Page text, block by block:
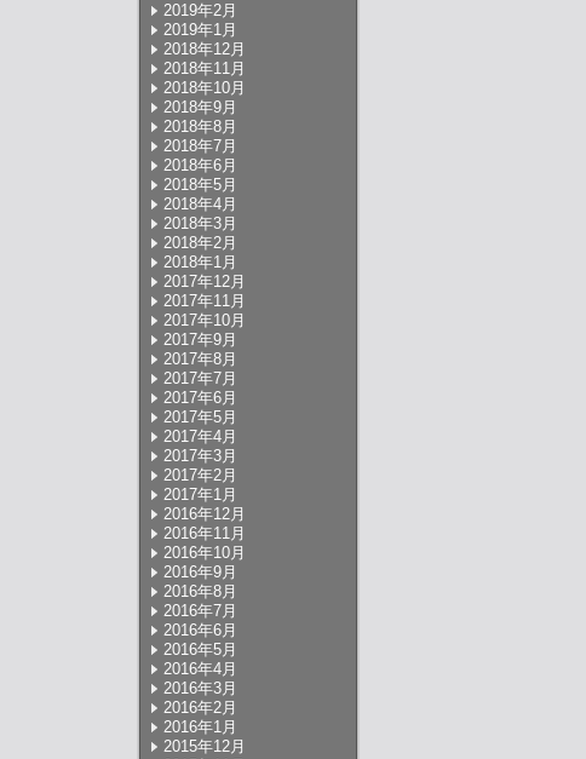
2019年2月
2019年1月
2018年12月
2018年11月
2018年10月
2018年9月
2018年8月
2018年7月
2018年6月
2018年5月
2018年4月
2018年3月
2018年2月
2018年1月
2017年12月
2017年11月
2017年10月
2017年9月
2017年8月
2017年7月
2017年6月
2017年5月
2017年4月
2017年3月
2017年2月
2017年1月
2016年12月
2016年11月
2016年10月
2016年9月
2016年8月
2016年7月
2016年6月
2016年5月
2016年4月
2016年3月
2016年2月
2016年1月
2015年12月